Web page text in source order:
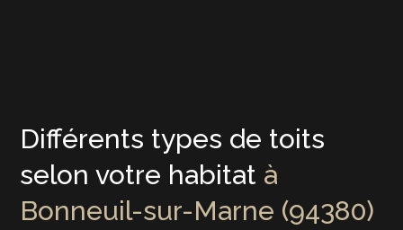
Différents types de toits
selon votre habitat à
Bonneuil-sur-Marne (94380)